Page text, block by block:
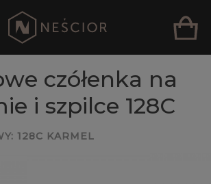
czółenka na
i szpilce 128C
128C KARMEL